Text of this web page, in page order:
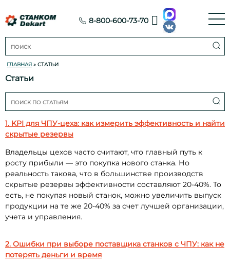
8-800-600-73-70
ГЛАВНАЯ » СТАТЬИ
Статьи
1. KPI для ЧПУ-цеха: как измерить эффективность и найти
скрытые резервы
Владельцы цехов часто считают, что главный путь к
росту прибыли — это покупка нового станка. Но
реальность такова, что в большинстве производств
скрытые резервы эффективности составляют 20-40%. То
есть, не покупая новый станок, можно увеличить выпуск
продукции на те же 20-40% за счет лучшей организации,
учета и управления.
2. Ошибки при выборе поставщика станков с ЧПУ: как не
потерять деньги и время